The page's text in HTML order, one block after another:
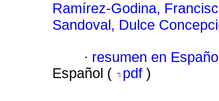
Ramírez-Godina,
Sandoval, Dulce
· resumen en
Español (
pdf )